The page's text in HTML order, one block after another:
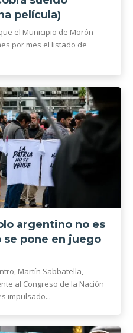
película)
el Municipio de Morón
por mes el listado de
argentino no es
pone en juego
Martín Sabbatella,
al Congreso de la Nación
impulsado...